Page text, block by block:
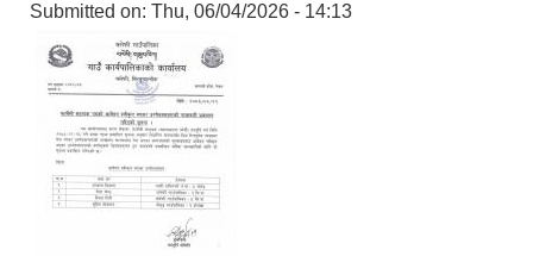
Submitted on: Thu, 06/04/2026 - 14:13